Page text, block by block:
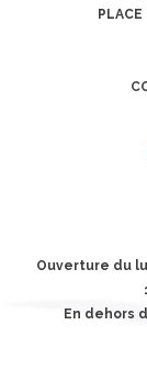
Ouverture du
En dehors